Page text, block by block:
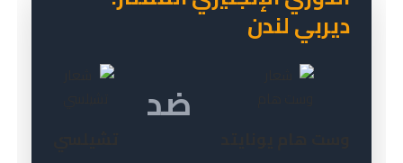
ديربي لندن
ضد